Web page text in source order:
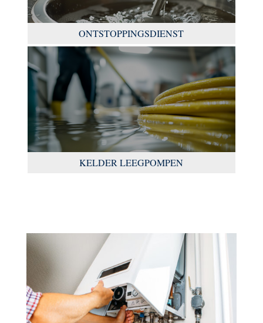
ONTSTOPPINGSDIENST
KELDER LEEGPOMPEN